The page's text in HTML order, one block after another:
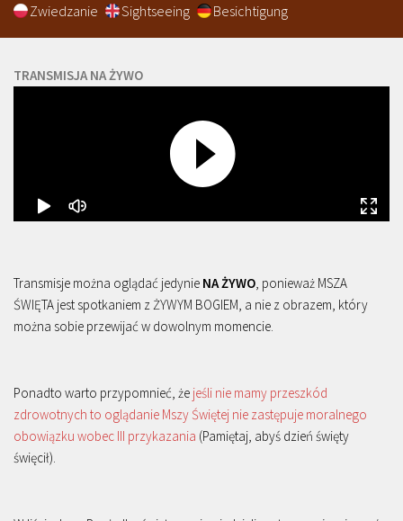
Zwiedzanie Sightseeing Besichtigung
TRANSMISJA NA ŻYWO
Transmisje można oglądać jedynie NA ŻYWO , ponieważ MSZA
ŚWIĘTA jest spotkaniem z ŻYWYM BOGIEM, a nie z obrazem, który
można sobie przewijać w dowolnym momencie.
Ponadto warto przypomnieć, że jeśli nie mamy przeszkód
zdrowotnych to oglądanie Mszy Świętej nie zastępuje moralnego
obowiązku wobec III przykazania (Pamiętaj, abyś dzień święty
święcił).